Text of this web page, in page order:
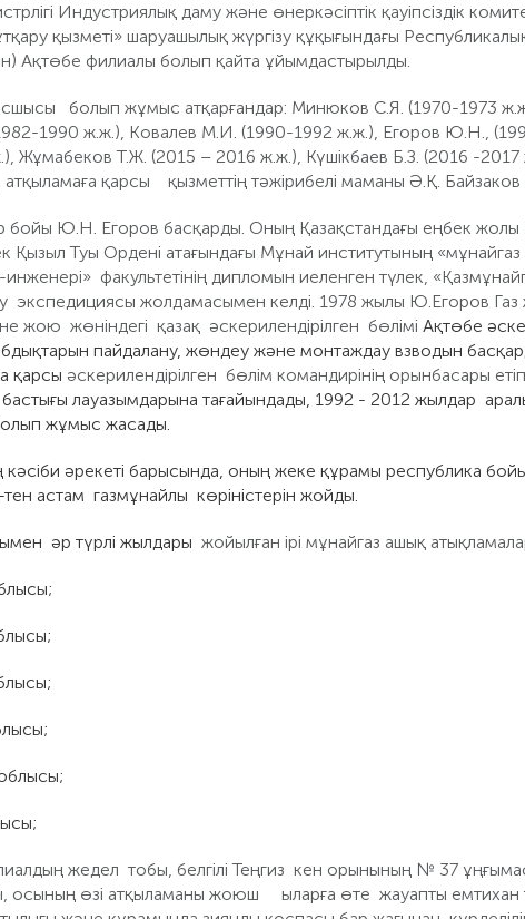
Индустриялық даму және өнеркәсіптік қауіпсіздік
қызметі» шаруашылық жүргізу құқығындағы
Ақтөбе филиалы болып қайта ұйымдастырылды.
болып жұмыс атқарғандар: Минюков С.Я. (1970-1973
1990 ж.ж.), Ковалев М.И. (1990-1992 ж.ж.), Егоров Ю.Н.,
Жұмабеков Т.Ж. (2015 – 2016 ж.ж.), Күшікбаев Б.З. (2016 -2017
қарсы қызметтің тәжірибелі маманы Ә.Қ. Байзаков
Ю.Н. Егоров басқарды. Оның Қазақстандағы еңбек жолы
Қызыл Туы Ордені атағындағы Мұнай институтының «мұнайгаз
факультетінің дипломын иеленген түлек,
экспедициясы жолдамасымен келді. 1978 жылы Ю.Егоров
жою жөніндегі қазақ әскерилендірілген бөлімі Ақтөбе
пайдалану, жөндеу және монтаждау взводын
қарсы әскерилендірілген бөлім командирінің орынбасары етіп
бастығы лауазымдарына тағайындады, 1992 - 2012 жылдар
жұмыс жасады.
әрекеті барысында, оның жеке құрамы республика
астам газмұнайлы көріністерін жойды.
әр түрлі жылдары жойылған ірі мұнайгаз ашық
жедел тобы, белгілі Теңгиз кен орынының № 37
осының өзі атқыламаны жоюш ыларға өте жауапты емтихан